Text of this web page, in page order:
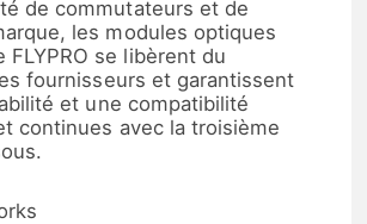
de commutateurs et de
les modules optiques
FLYPRO se libèrent du
fournisseurs et garantissent
et une compatibilité
continues avec la troisième